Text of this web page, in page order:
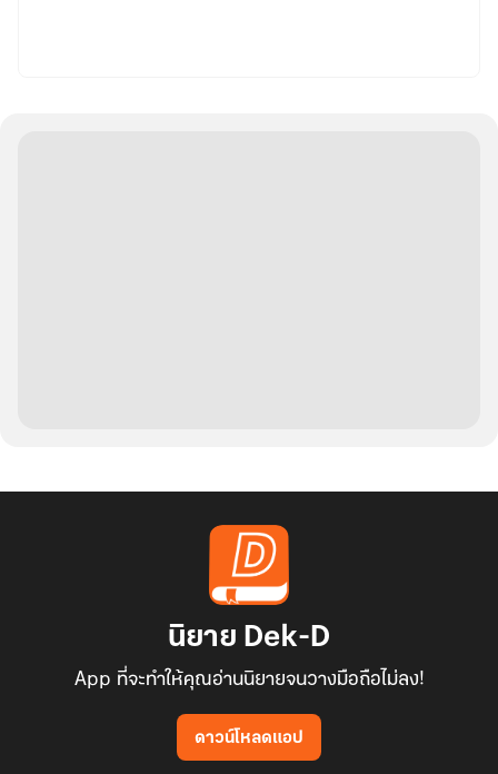
นิยาย Dek-D
App ที่จะทำให้คุณอ่านนิยายจนวางมือถือไม่ลง!
ดาวน์โหลดแอป